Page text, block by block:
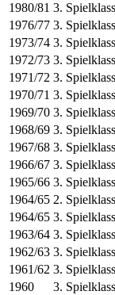
1980/81 3.
1976/77 3.
1973/74 3.
1972/73 3.
1971/72 3.
1970/71 3.
1969/70 3.
1968/69 3.
1967/68 3.
1966/67 3.
1965/66 3.
1964/65 2.
1964/65 3.
1963/64 3.
1962/63 3.
1961/62 3.
1960
3.